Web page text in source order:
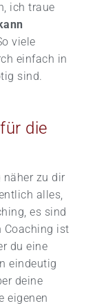
ich traue
kann
viele
einfach in
sind.
die
näher zu dir
alles,
es sind
Coaching ist
du eine
eindeutig
deine
eigenen